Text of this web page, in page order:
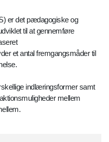
er det pædagogiske og
til at gennemføre
et antal fremgangsmåder til
indlæringsformer samt
mellem